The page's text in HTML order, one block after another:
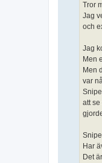
Tror
Jag
och
Jag
Men
Men
var
att
Har
Det